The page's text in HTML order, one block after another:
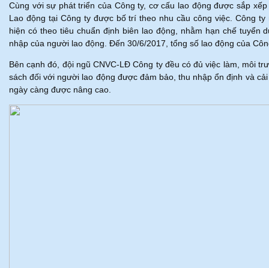
Cùng với sự phát triển của Công ty, cơ cấu lao động được sắp
Lao động tại Công ty được bố trí theo nhu cầu công việc. Công
hiện có theo tiêu chuẩn định biên lao động, nhằm hạn chế
nhập của người lao động. Đến 30/6/2017, tổng số lao động của
Bên cạnh đó, đội ngũ CNVC-LĐ Công ty đều có đủ việc làm, môi
sách đối với người lao động được đảm bảo, thu nhập ổn định và
ngày càng được nâng cao.